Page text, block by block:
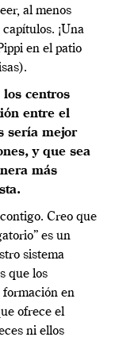
al menos
¡Una
en el patio
los centros
entre el
sería mejor
y que sea
más
Creo que
es un
sistema
que los
formación en
ofrece el
ni ellos